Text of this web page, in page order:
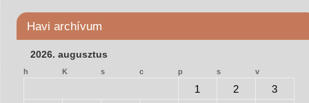
Havi archívum
2026. augusztus
h K s c p s v
1 2
3